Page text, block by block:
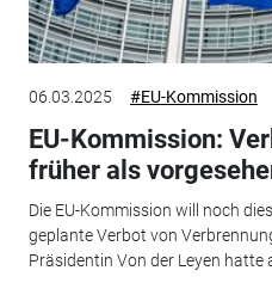
06.03.2025 #EU-Kommission
EU-Kommission:
früher als
Die EU-Kommission will noch
geplante Verbot von
Präsidentin Von der Leyen hatte